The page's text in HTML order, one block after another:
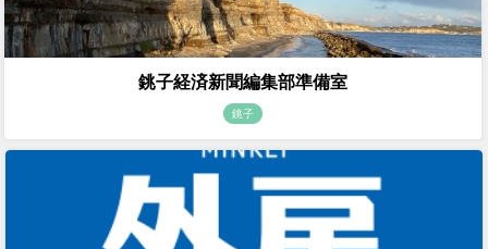
銚子経済新聞編集部準備室
銚子